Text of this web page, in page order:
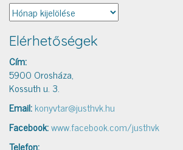
Archívum
Elérhetőségek
Cím:
5900 Orosháza,
Kossuth u. 3.
Email:konyvtar@justhvk.hu
Facebook:www.facebook.com/justhvk
Telefon: